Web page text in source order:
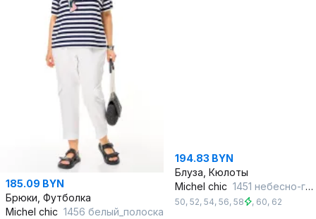
185.09 BYN
Брюки, Футболка
Michel chic 1456 белый_полоска
194.83 BYN
Блуза, Кюлоты
Michel chic 1451 небесно-голубой
50, 52, 54, 56, 58 , 60, 62